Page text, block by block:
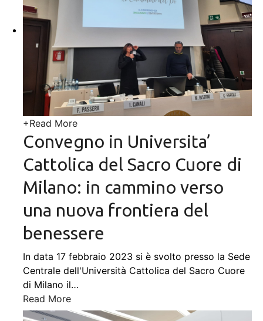
+Read More
Convegno in Universita’
Cattolica del Sacro Cuore di
Milano: in cammino verso
una nuova frontiera del
benessere
In data 17 febbraio 2023 si è svolto presso la Sede
Centrale dell'Università Cattolica del Sacro Cuore
di Milano il…
Read More